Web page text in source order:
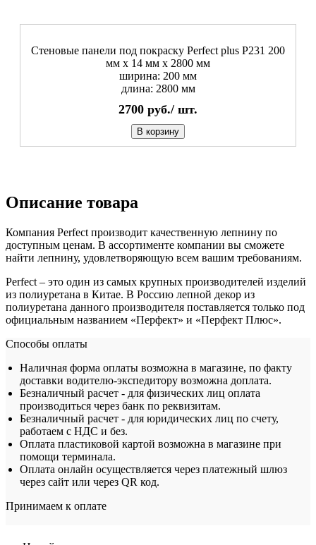
Стеновые панели под покраску Perfect plus P231 200
мм х 14 мм х 2800 мм
ширина: 200 мм
длина: 2800 мм
2700 руб./ шт.
В корзину
Описание товара
Компания Perfect производит качественную лепнину по
доступным ценам. В ассортименте компании вы сможете
найти лепнину, удовлетворяющую всем вашим требованиям.
Perfect – это один из самых крупных производителей изделий
из полиуретана в Китае. В Россию лепной декор из
полиуретана данного производителя поставляется только под
официальным названием «Перфект» и «Перфект Плюс».
Способы оплаты
Наличная форма оплаты возможна в магазине, по факту
доставки водителю-экспедитору возможна доплата.
Безналичный расчет - для физических лиц оплата
производиться через банк по реквизитам.
Безналичный расчет - для юридических лиц по счету,
работаем с НДС и без.
Оплата пластиковой картой возможна в магазине при
помощи терминала.
Оплата онлайн осуществляется через платежный шлюз
через сайт или через QR код.
Принимаем к оплате